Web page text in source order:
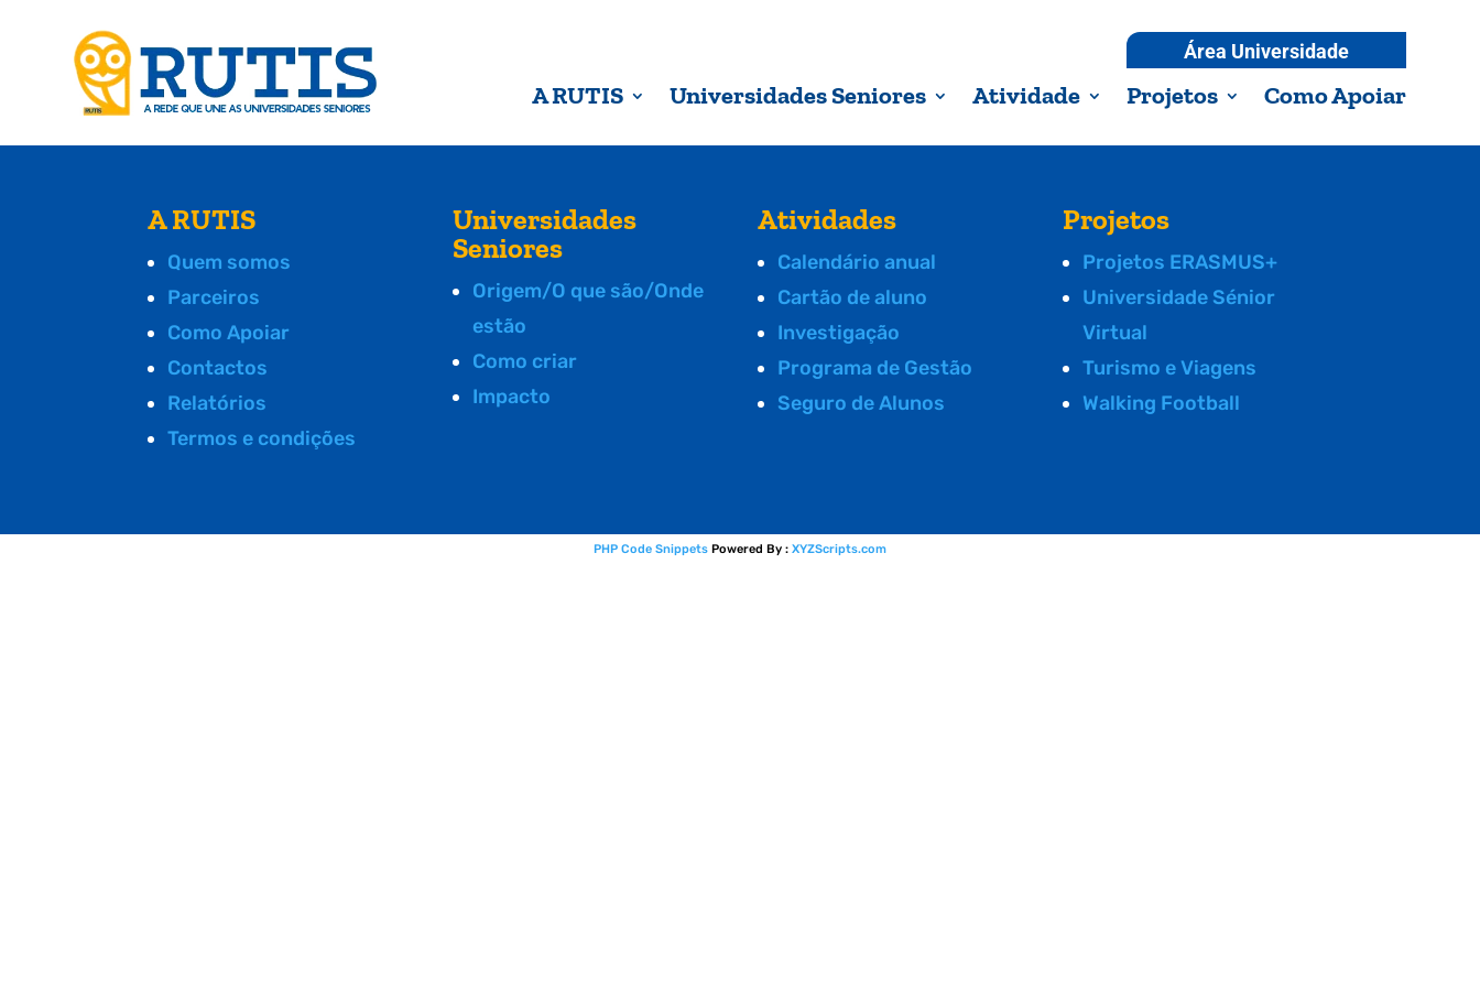
Área Universidade
A RUTIS Universidades Seniores Atividade Projetos Como Apoiar
A RUTIS
Quem somos
Parceiros
Como Apoiar
Contactos
Relatórios
Termos e condições
Universidades
Seniores
Origem/O que são/Onde
estão
Como criar
Impacto
Atividades
Calendário anual
Cartão de aluno
Investigação
Programa de Gestão
Seguro de Alunos
Projetos
Projetos ERASMUS+
Universidade Sénior
Virtual
Turismo e Viagens
Walking Football
PHP Code Snippets Powered By : XYZScripts.com